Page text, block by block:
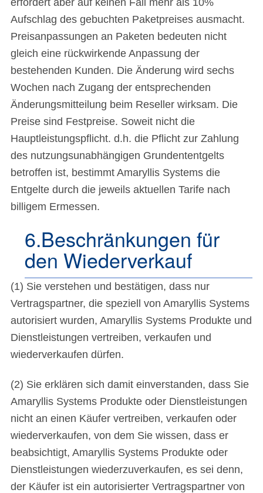
erfordert aber auf keinen Fall mehr als 10%
Aufschlag des gebuchten Paketpreises ausmacht.
Preisanpassungen an Paketen bedeuten nicht
gleich eine rückwirkende Anpassung der
bestehenden Kunden. Die Änderung wird sechs
Wochen nach Zugang der entsprechenden
Änderungsmitteilung beim Reseller wirksam. Die
Preise sind Festpreise. Soweit nicht die
Hauptleistungspflicht. d.h. die Pflicht zur Zahlung
des nutzungsunabhängigen Grundententgelts
betroffen ist, bestimmt Amaryllis Systems die
Entgelte durch die jeweils aktuellen Tarife nach
billigem Ermessen.
6.Beschränkungen für
den Wiederverkauf
(1) Sie verstehen und bestätigen, dass nur
Vertragspartner, die speziell von Amaryllis Systems
autorisiert wurden, Amaryllis Systems Produkte und
Dienstleistungen vertreiben, verkaufen und
wiederverkaufen dürfen.
(2) Sie erklären sich damit einverstanden, dass Sie
Amaryllis Systems Produkte oder Dienstleistungen
nicht an einen Käufer vertreiben, verkaufen oder
wiederverkaufen, von dem Sie wissen, dass er
beabsichtigt, Amaryllis Systems Produkte oder
Dienstleistungen wiederzuverkaufen, es sei denn,
der Käufer ist ein autorisierter Vertragspartner von